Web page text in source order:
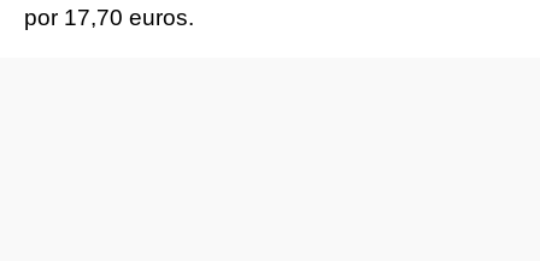
por 17,70 euros.